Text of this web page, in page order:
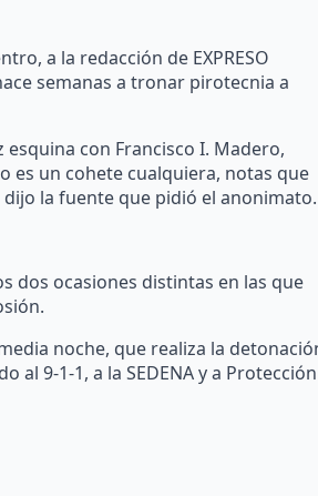
a la redacción de EXPRESO
semanas a tronar pirotecnia a
con Francisco I. Madero,
es un cohete cualquiera, notas que
la fuente que pidió el anonimato.
dos ocasiones distintas en las que
noche, que realiza la
9-1-1, a la SEDENA y a Protección